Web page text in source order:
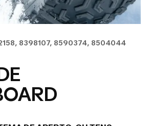
8398107, 8590374, 8504044